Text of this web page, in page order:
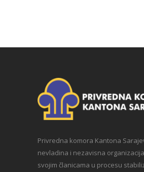
Privredna komora Kantona
nevladina i nezavisna
svojim članicama u procesu